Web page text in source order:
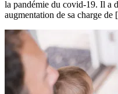
la pandémie du covid-19. Il a
augmentation de sa charge